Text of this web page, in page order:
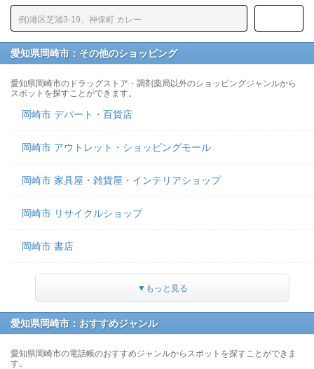
愛知県岡崎市：その他のショッピング
愛知県岡崎市のドラッグストア・調剤薬局以外のショッピングジャンルから
スポットを探すことができます。
岡崎市 デパート・百貨店
岡崎市 アウトレット・ショッピングモール
岡崎市 家具屋・雑貨屋・インテリアショップ
岡崎市 リサイクルショップ
岡崎市 書店
▼もっと見る
愛知県岡崎市：おすすめジャンル
愛知県岡崎市の電話帳のおすすめジャンルからスポットを探すことができま
す。